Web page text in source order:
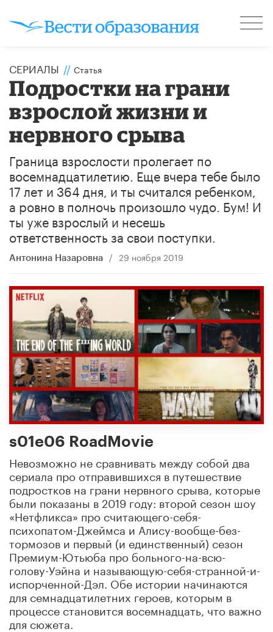
СЕРИАЛЫ // Статья
Подростки на грани
взрослой жизни и
нервного срыва
Граница взрослости пролегает по
восемнадцатилетию. Еще вчера тебе было
17 лет и 364 дня, и ты считался ребенком,
а ровно в полночь произошло чудо. Бум! И
ты уже взрослый и несешь
ответственность за свои поступки.
Антонина Назаровна / 29 ноября 2019
s01e06 RoadMovie
Невозможно не сравнивать между собой два
сериала про отправившихся в путешествие
подростков на грани нервного срыва, которые
были показаны в 2019 году: второй сезон шоу
«Нетфликса» про считающего-себя-
психопатом-Джеймса и Алису-вообще-без-
тормозов и первый (и единственный) сезон
Премиум-Ютьюба про больного-на-всю-
голову-Уэйна и называющую-себя-странной-и-
испорченной-Дэл. Обе истории начинаются
для семнадцатилетних героев, которым в
процессе становится восемнадцать, что важно
для сюжета.